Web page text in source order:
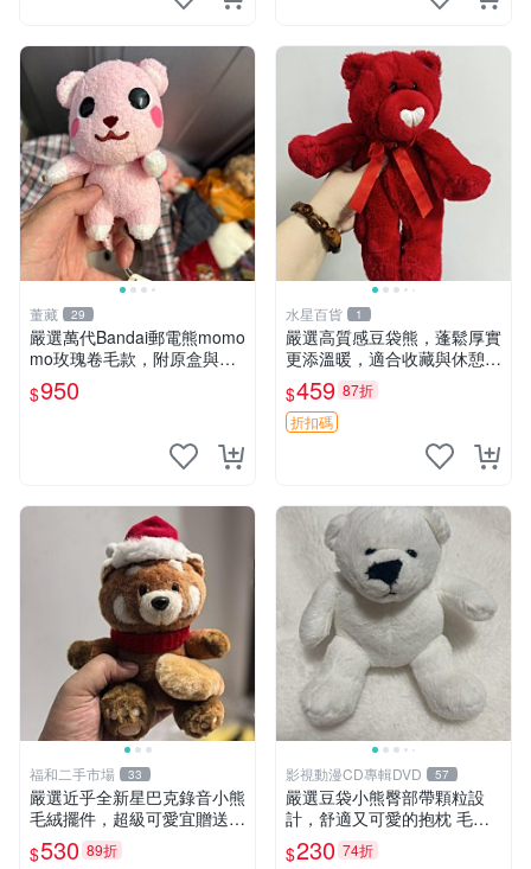
董藏 29
嚴選萬代Bandai郵電熊momo
mo玫瑰卷毛款，附原盒與吊
牌，粉嫩可愛入手即柔軟～
玫瑰卷毛 郵電熊 正品
$950
水星百貨 1
嚴選高質感豆袋熊，蓬鬆厚實
更添溫暖，適合收藏與休憩。
前胸填充飽滿，背部亦具優雅
設計。 豆袋熊 保暖 溫柔 蓬
松
$459 87折
折扣碼
福和二手市場 33
嚴選近乎全新星巴克錄音小熊
毛絨擺件，超級可愛宜贈送掛
飾 錄音小熊 毛絨擺件 贈品
$530 89折
影視動漫CD專輯DVD 57
嚴選豆袋小熊臀部帶顆粒設
計，舒適又可愛的抱枕 毛絨
抱枕、臀部按摩、坐墊
$230 74折